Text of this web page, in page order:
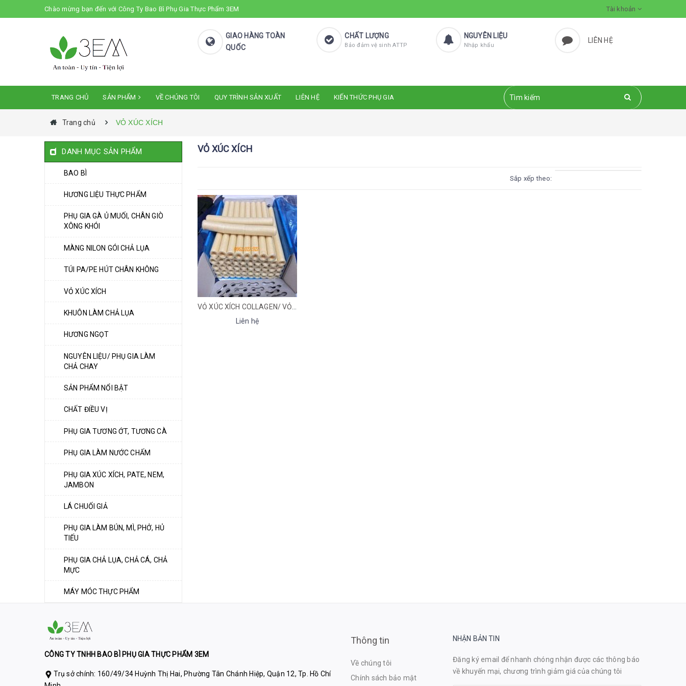
Chào mừng bạn đến với Công Ty Bao Bì Phụ Gia Thực Phẩm 3EM Tài khoản
GIAO HÀNG TOÀN
QUỐC
CHẤT LƯỢNG
Bảo đảm vệ sinh ATTP
NGUYÊN LIỆU
Nhập khẩu
LIÊN HỆ
TRANG CHỦ SẢN PHẨM VỀ CHÚNG TÔI QUY TRÌNH SẢN XUẤT LIÊN HỆ KIẾN THỨC PHỤ GIA
Trang chủ VỎ XÚC XÍCH
VỎ XÚC XÍCH
Sắp xếp theo:
Liên hệ
DANH MỤC SẢN PHẨM
BAO BÌ
HƯƠNG LIỆU THỰC PHẨM
PHỤ GIA GÀ Ủ MUỐI, CHÂN GIÒ
XÔNG KHÓI
MÀNG NILON GÓI CHẢ LỤA
TÚI PA/PE HÚT CHÂN KHÔNG
VỎ XÚC XÍCH
KHUÔN LÀM CHẢ LỤA
HƯƠNG NGỌT
NGUYÊN LIỆU/ PHỤ GIA LÀM
CHẢ CHAY
SẢN PHẨM NỔI BẬT
CHẤT ĐIỀU VỊ
PHỤ GIA TƯƠNG ỚT, TƯƠNG CÀ
PHỤ GIA LÀM NƯỚC CHẤM
PHỤ GIA XÚC XÍCH, PATE, NEM,
JAMBON
LÁ CHUỐI GIẢ
PHỤ GIA LÀM BÚN, MÌ, PHỞ, HỦ
TIẾU
PHỤ GIA CHẢ LỤA, CHẢ CÁ, CHẢ
MỰC
MÁY MÓC THỰC PHẨM
CÔNG TY TNHH BAO BÌ PHỤ GIA THỰC PHẨM 3EM
Trụ sở chính: 160/49/34 Huỳnh Thị Hai, Phường Tân Chánh Hiệp, Quận 12, Tp. Hồ Chí
Thông tin
Về chúng tôi
Chính sách bảo mật
NHẬN BẢN TIN
Đăng ký email để nhanh chóng nhận được các thông báo
về khuyến mại, chương trình giảm giá của chúng tôi